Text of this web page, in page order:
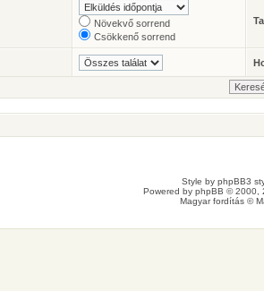
Növekvő sorrend
Csökkenő sorrend
Style by phpBB3
Powered by phpBB © 2000,
Magyar fordítás ©